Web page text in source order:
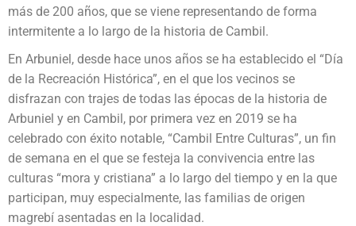
más de 200 años, que se viene representando de forma
intermitente a lo largo de la historia de Cambil.
En Arbuniel, desde hace unos años se ha establecido el “Día
de la Recreación Histórica”, en el que los vecinos se
disfrazan con trajes de todas las épocas de la historia de
Arbuniel y en Cambil, por primera vez en 2019 se ha
celebrado con éxito notable, “Cambil Entre Culturas”, un fin
de semana en el que se festeja la convivencia entre las
culturas “mora y cristiana” a lo largo del tiempo y en la que
participan, muy especialmente, las familias de origen
magrebí asentadas en la localidad.